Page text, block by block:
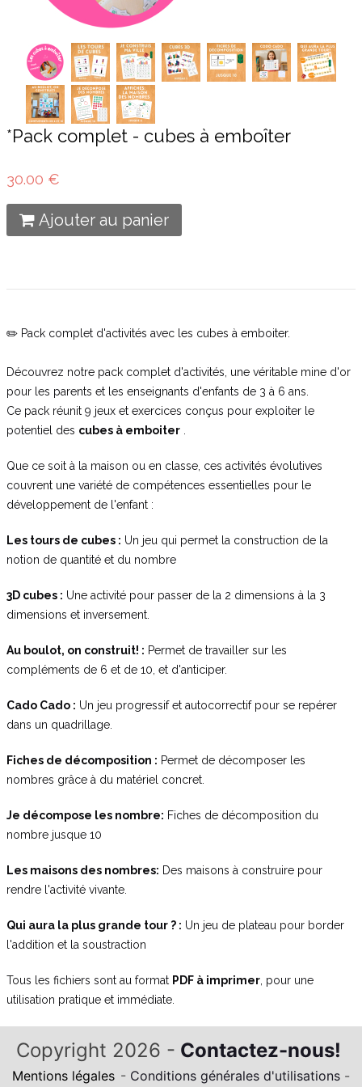
*Pack complet - cubes à emboîter
30.00 €
Ajouter au panier
✏️ Pack complet d'activités avec les cubes à emboiter.
Découvrez notre pack complet d'activités, une véritable mine d'or
pour les parents et les enseignants d'enfants de 3 à 6 ans.
Ce pack réunit 9 jeux et exercices conçus pour exploiter le
potentiel des cubes à emboiter
Que ce soit à la maison ou en classe, ces activités évolutives
couvrent une variété de compétences essentielles pour le
développement de l'enfant :
Les tours de cubes : Un jeu qui permet la construction de la
notion de quantité et du nombre
3D cubes : Une activité pour passer de la 2 dimensions à la 3
dimensions et inversement.
Au boulot, on construit! : Permet de travailler sur les
compléments de 6 et de 10, et d'anticiper.
Cado Cado : Un jeu progressif et autocorrectif pour se repérer
dans un quadrillage.
Fiches de décomposition : Permet de décomposer les
nombres grâce à du matériel concret.
Je décompose les nombre: Fiches de décomposition du
nombre jusque 10
Les maisons des nombres: Des maisons à construire pour
rendre l'activité vivante.
Qui aura la plus grande tour ? : Un jeu de plateau pour border
l'addition et la soustraction
Tous les fichiers sont au format PDF à imprimer , pour une
utilisation pratique et immédiate.
Copyright 2026 - Contactez-nous!
Mentions légales - Conditions générales d'utilisations -